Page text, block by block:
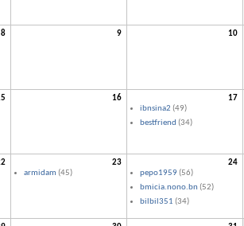
8
9 10
16
17
ibnsina2 (49)
bestfriend (34)
23
armidam (45)
24
pepo1959 (56)
bmicia.nono.bn (52)
bilbil351 (34)